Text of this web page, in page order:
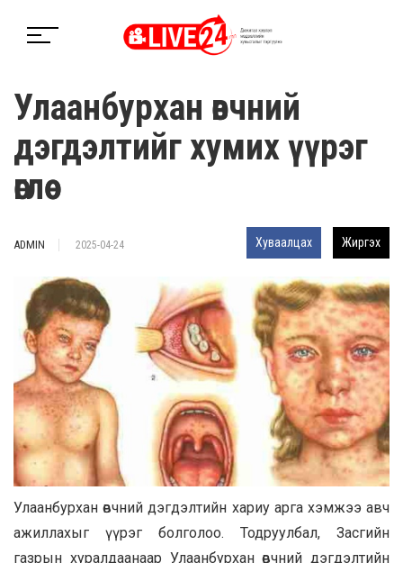
Улаанбурхан өвчний
дэгдэлтийг хумих үүрэг
өглөө
ADMIN 2025-04-24 Хуваалцах Жиргэх
Улаанбурхан өвчний дэгдэлтийн хариу арга хэмжээ авч
ажиллахыг үүрэг болголоо. Тодруулбал, Засгийн
газрын хуралдаанаар Улаанбурхан өвчний дэгдэлтийн